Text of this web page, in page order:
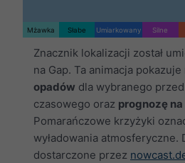
Mżawka Słabe Umiarkowany Silne
Znacznik lokalizacji został
na Gap. Ta animacja pokazuje
opadów dla wybranego
czasowego oraz prognozę na
Pomarańczowe krzyżyki
wyładowania atmosferyczne.
dostarczone przez